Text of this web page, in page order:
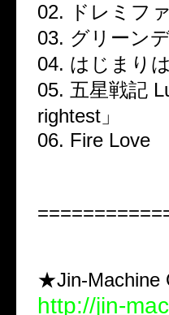
02. ドレミフ
03. グリーン
04. はじまり
05. 五星戦記
rightest」
06. Fire Love
★Jin-Machine
http://jin-